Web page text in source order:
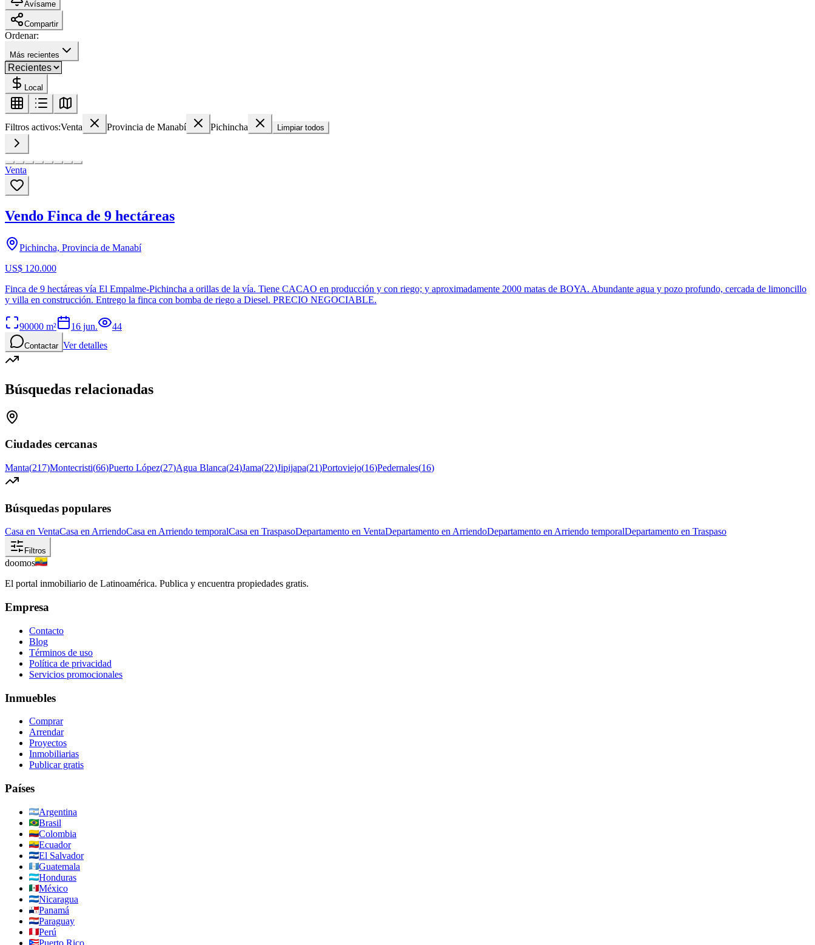
Avísame
Compartir
Ordenar:
Más recientes
Local
Filtros activos:Venta Provincia de Manabí Pichincha Limpiar todos
Venta
Vendo Finca de 9 hectáreas
Pichincha, Provincia de Manabí
US$ 120.000
Finca de 9 hectáreas vía El Empalme-Pichincha a orillas de la vía. Tiene CACAO en producción y con riego; y aproximadamente 2000 matas de BOYA. Abundante agua y pozo profundo, cercada de limoncillo
y villa en construcción. Entrego la finca con bomba de riego a Diesel. PRECIO NEGOCIABLE.
90000 m² 16 jun. 44
Contactar Ver detalles
Búsquedas relacionadas
Ciudades cercanas
Manta(217)Montecristi(66)Puerto López(27)Agua Blanca(24)Jama(22)Jipijapa(21)Portoviejo(16)Pedernales(16)
Búsquedas populares
Casa en VentaCasa en ArriendoCasa en Arriendo temporalCasa en TraspasoDepartamento en VentaDepartamento en ArriendoDepartamento en Arriendo temporalDepartamento en Traspaso
Filtros
doomos
El portal inmobiliario de Latinoamérica. Publica y encuentra propiedades gratis.
Empresa
Contacto
Blog
Términos de uso
Política de privacidad
Servicios promocionales
Inmuebles
Comprar
Arrendar
Proyectos
Inmobiliarias
Publicar gratis
Países
Argentina
Brasil
Colombia
Ecuador
El Salvador
Guatemala
Honduras
México
Nicaragua
Panamá
Paraguay
Perú
Puerto Rico